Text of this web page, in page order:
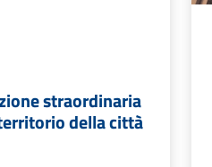
straordinaria
della città